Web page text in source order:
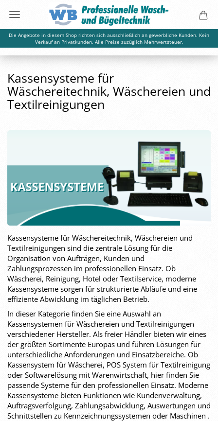
Die Angebote in diesem Shop richten sich ausschließlich an gewerbliche Kunden. Kein
Verkauf an Privatkunden. Alle Preise zuzüglich Mehrwertsteuer.
Kassensysteme für
Wäschereitechnik, Wäschereien und
Textilreinigungen
Kassensysteme für Wäschereitechnik, Wäschereien und
Textilreinigungen sind die zentrale Lösung für die
Organisation von Aufträgen, Kunden und
Zahlungsprozessen im professionellen Einsatz. Ob
Wäscherei, Reinigung, Hotel oder Textilservice, moderne
Kassensysteme sorgen für strukturierte Abläufe und eine
effiziente Abwicklung im täglichen Betrieb.
In dieser Kategorie finden Sie eine Auswahl an
Kassensystemen für Wäschereien und Textilreinigungen
verschiedener Hersteller. Als freier Händler bieten wir eines
der größten Sortimente Europas und führen Lösungen für
unterschiedliche Anforderungen und Einsatzbereiche. Ob
Kassensystem für Wäscherei, POS System für Textilreinigung
oder Softwarelösung mit Warenwirtschaft, hier finden Sie
passende Systeme für den professionellen Einsatz. Moderne
Kassensysteme bieten Funktionen wie Kundenverwaltung,
Auftragsverfolgung, Zahlungsabwicklung, Auswertungen und
Schnittstellen zu Kennzeichnungssystemen oder Maschinen .